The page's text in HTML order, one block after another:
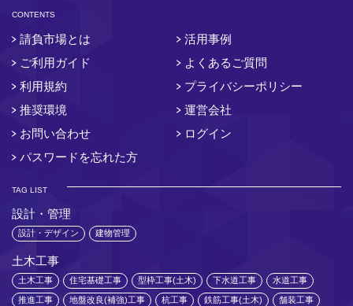
CONTENTS
請負市場とは
活用事例
ご利用ガイド
よくあるご質問
利用規約
プライバシーポリシー
推奨環境
運営会社
お問い合わせ
ログイン
パスワードを忘れた方
TAG LIST
設計・管理
設計・デザイン 建物管理
土木工事
土木工事 住宅基礎工事 型枠工事(土木) 下水道工事 水道工事
推進工事 地盤改良(補強)工事 杭工事 鉄筋工事(土木) 舗装工事